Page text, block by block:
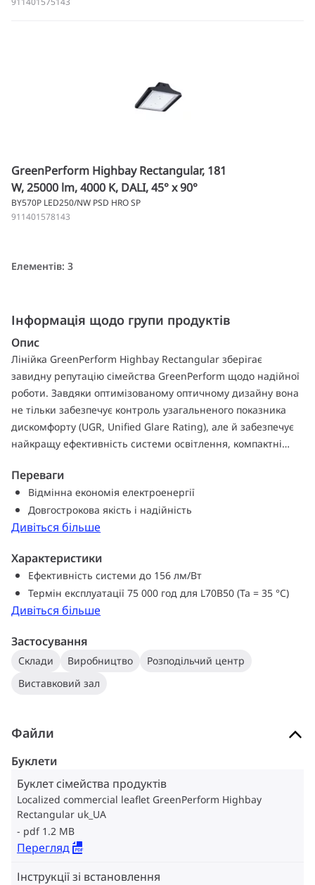
GreenPerform Highbay Rectangular, 181
W, 25000 lm, 4000 K, DALI, 45° x 90°
BY570P LED250/NW PSD HRO SP
911401578143
Елементів: 3
Інформація щодо групи продуктів
Опис
Лінійка GreenPerform Highbay Rectangular зберігає
завидну репутацію сімейства GreenPerform щодо надійної
роботи. Завдяки оптимізованому оптичному дизайну вона
не тільки забезпечує контроль узагальненого показника
дискомфорту (UGR, Unified Glare Rating), але й забезпечує
найкращу ефективність системи освітлення, компактні
майже для будь-якого промислового застосування, також
вона повністю сумісна з програмним забезпеченням
Інтернету речей, як-от масштабована система Interact.
Переваги
Відмінна економія електроенергії
Довгострокова якість і надійність
Дивіться більше
Характеристики
Ефективність системи до 156 лм/Вт
Термін експлуатації 75 000 год для L70B50 (Ta = 35 °C)
Дивіться більше
Застосування
Склади Виробництво
Розподільчий центр
Виставковий зал
Файли
Буклети
Буклет сімейства продуктів
Localized commercial leaflet GreenPerform Highbay
Rectangular uk_UA
pdf 1.2 MB
Перегляд
Інструкції зі встановлення